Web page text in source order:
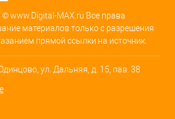
www.Digital-MAX.ru Все права
материалов только с разрешения
прямой ссылки на источник.
ул. Дальняя, д. 15, пав. 38